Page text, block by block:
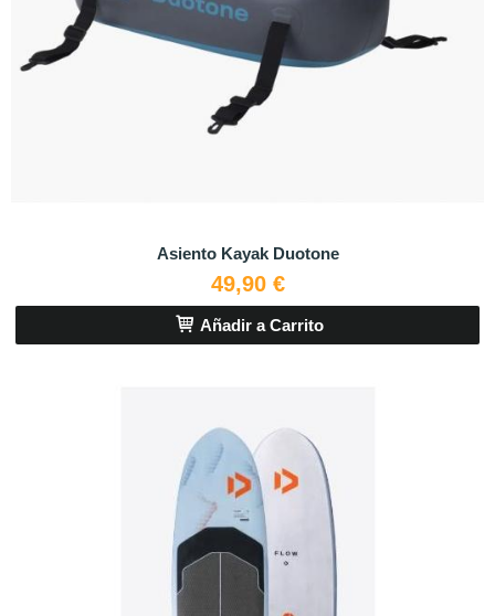
Asiento Kayak Duotone
49,90 €
Añadir a Carrito